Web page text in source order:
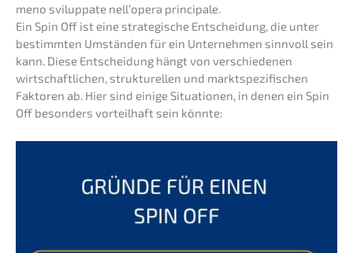
meno svilupp­a­te nell’­ope­ra principale.
Ein Spin Off ist eine strate­gi­sche Entschei­dung, die unter
bestimm­ten Umstän­den für ein Unter­neh­men sinnvoll sein
kann. Diese Entschei­dung hängt von verschie­de­nen
wirtschaft­li­chen, struk­tu­rel­len und markt­spe­zi­fi­schen
Fakto­ren ab. Hier sind einige Situa­tio­nen, in denen ein Spin
Off beson­ders vorteil­haft sein könnte: